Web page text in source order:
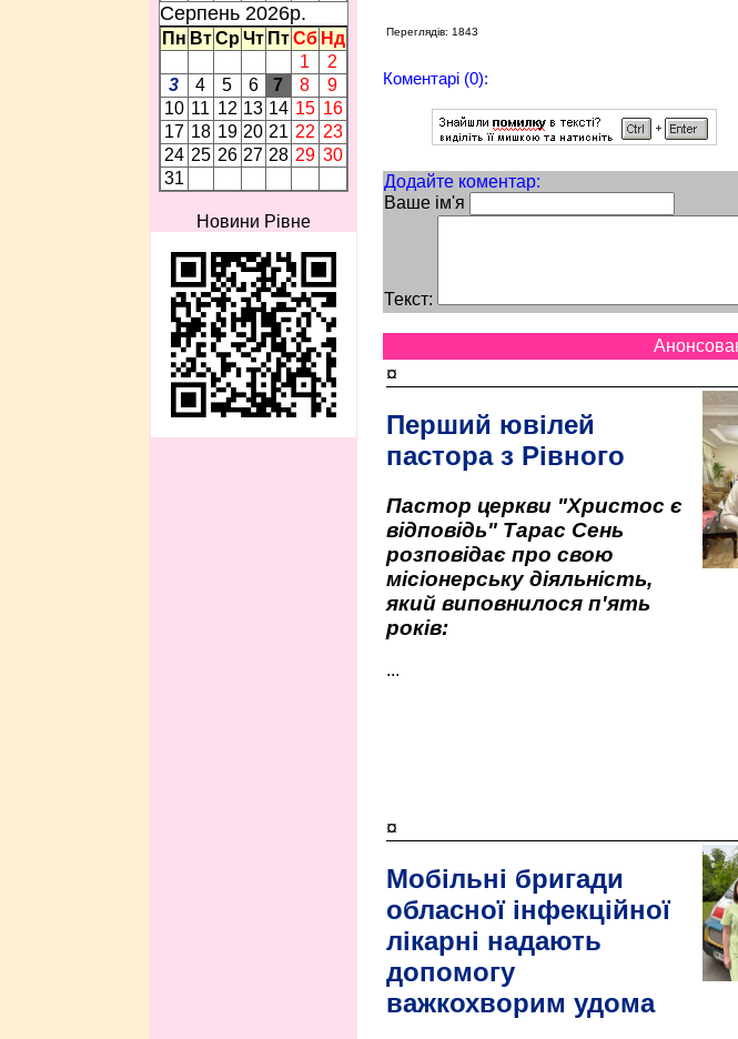
Серпень 2026p.
Пн Вт Ср Чт Пт Сб Нд
1
2
3
4 5 6 7 8
9
10 11 12 13 14 15 16
17 18 19 20 21 22 23
24 25 26 27 28 29 30
31
Новини Рівне
Переглядів: 1843
Коментарі (0):
Додайте коментар:
Ваше ім'я
Текст:
¤
Перший ювілей
пастора з Рівного
Пастор церкви "Христос є
відповідь" Тарас Сень
розповідає про свою
місіонерську діяльність,
який виповнилося п'ять
років:
...
¤
Мобільні бригади
обласної інфекційної
лікарні надають
допомогу
важкохворим удома